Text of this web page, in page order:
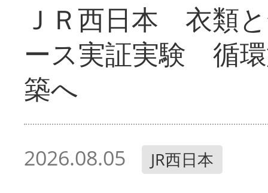
ＪＲ西日本 衣類
ース実証実験 循
築へ
2026.08.05 JR西日本